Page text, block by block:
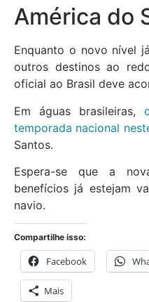
América do
Enquanto o novo nível
outros destinos ao
oficial ao Brasil deve
Em águas brasileiras,
temporada nacional
Santos.
Espera-se que a
benefícios já estejam
navio.
Compartilhe isso:
Facebook
Mais